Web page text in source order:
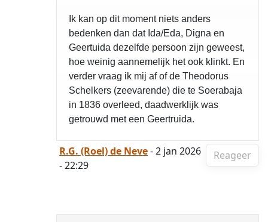
Ik kan op dit moment niets anders
bedenken dan dat Ida/Eda, Digna en
Geertuida dezelfde persoon zijn geweest,
hoe weinig aannemelijk het ook klinkt. En
verder vraag ik mij af of de Theodorus
Schelkers (zeevarende) die te Soerabaja
in 1836 overleed, daadwerklijk was
getrouwd met een Geertruida.
Reageer
R.G. (Roel) de Neve- 2 jan 2026
- 22:29